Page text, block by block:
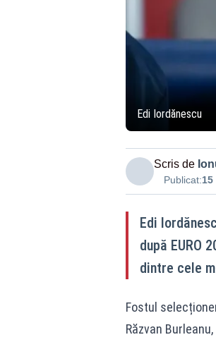
Edi Iordănescu
Scris de
Publicat:15
Edi
după EURO
dintre cele
Fostul
Răzvan